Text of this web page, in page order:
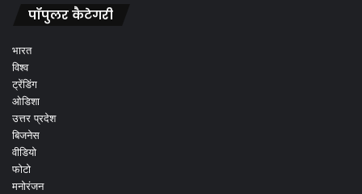
पॉपुलर कैटेगरी
भारत
विश्व
ट्रेंडिंग
ओडिशा
उत्तर प्रदेश
बिजनेस
वीडियो
फोटो
मनोरंजन